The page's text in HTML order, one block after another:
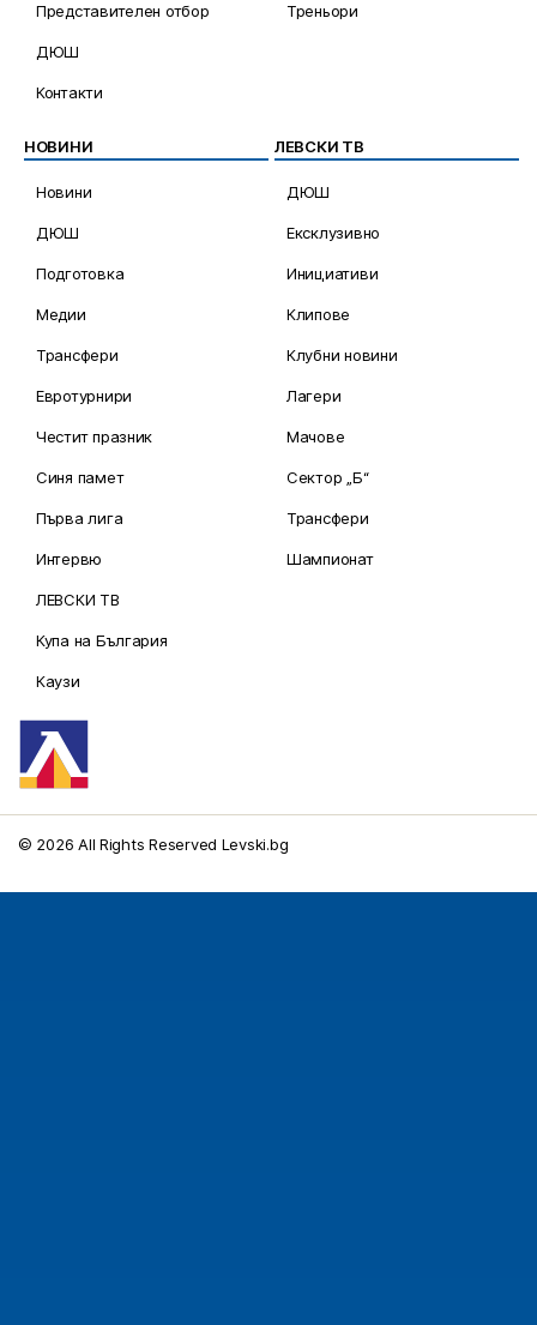
Представителен отбор
ДЮШ
Контакти
Треньори
НОВИНИ
Новини
ДЮШ
Подготовка
Медии
Трансфери
Евротурнири
Честит празник
Синя памет
Първа лига
Интервю
ЛЕВСКИ ТВ
Купа на България
Каузи
ЛЕВСКИ ТВ
ДЮШ
Ексклузивно
Инициативи
Клипове
Клубни новини
Лагери
Мачове
Сектор „Б“
Трансфери
Шампионат
© 2026 All Rights Reserved Levski.bg